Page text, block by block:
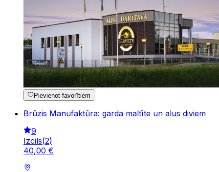
Pievienot favorītiem
Brūzis Manufaktūra: garda maltīte un alus diviem
9
Izcils(2)
40,00 €